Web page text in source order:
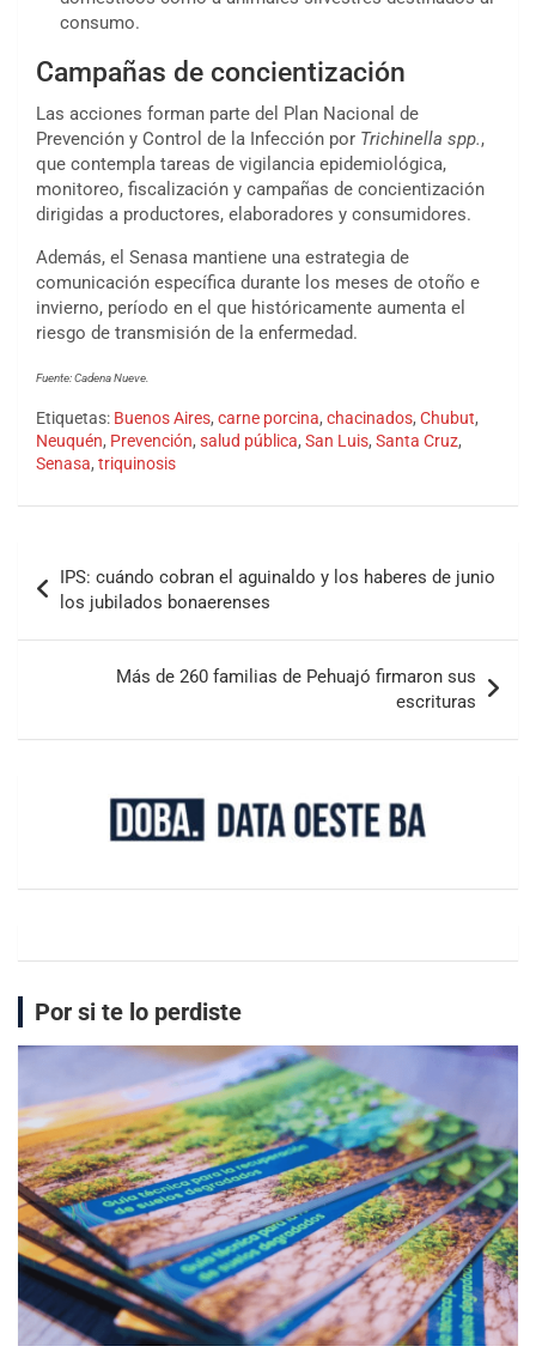
consumo.
Campañas de concientización
Las acciones forman parte del Plan Nacional de
Prevención y Control de la Infección por Trichinella spp.,
que contempla tareas de vigilancia epidemiológica,
monitoreo, fiscalización y campañas de concientización
dirigidas a productores, elaboradores y consumidores.
Además, el Senasa mantiene una estrategia de
comunicación específica durante los meses de otoño e
invierno, período en el que históricamente aumenta el
riesgo de transmisión de la enfermedad.
Fuente: Cadena Nueve.
Etiquetas: Buenos Aires, carne porcina, chacinados, Chubut,
Neuquén, Prevención, salud pública, San Luis, Santa Cruz,
Senasa, triquinosis
IPS: cuándo cobran el aguinaldo y los haberes de junio
los jubilados bonaerenses
Más de 260 familias de Pehuajó firmaron sus
escrituras
Por si te lo perdiste